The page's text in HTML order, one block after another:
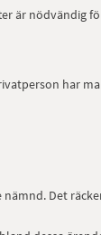
är nödvändig
har
Det